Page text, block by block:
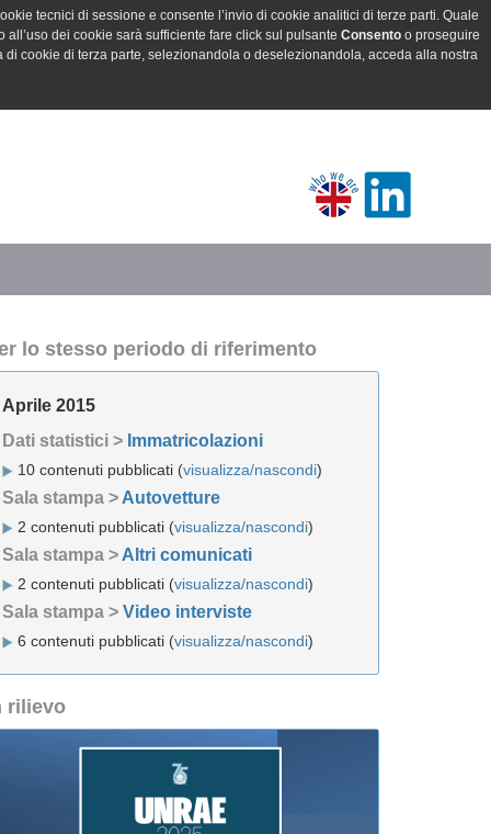
tecnici di sessione e consente l’invio di cookie analitici di terze parti. Quale
dei cookie sarà sufficiente fare click sul pulsante Consentoo proseguire
cookie di terza parte, selezionandola o deselezionandola, acceda alla nostra
lo stesso periodo di riferimento
Aprile 2015
Dati statistici > Immatricolazioni
10 contenuti pubblicati (visualizza/nascondi)
Sala stampa > Autovetture
2 contenuti pubblicati (visualizza/nascondi)
Sala stampa > Altri comunicati
2 contenuti pubblicati (visualizza/nascondi)
Sala stampa > Video interviste
6 contenuti pubblicati (visualizza/nascondi)
rilievo